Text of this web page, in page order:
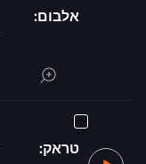
אלבום:
טראק: